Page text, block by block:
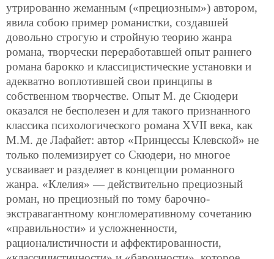
утрированно жеманным («прециозным») автором,
явила собою пример романистки, создавшей
довольно строгую и стройную теорию жанра
романа, творчески переработавшей опыт раннего
романа барокко и классицистические установки и
адекватно воплотившей свои принципы в
собственном творчестве. Опыт М. де Скюдери
оказался не бесполезен и для такого признанного
классика психологического романа XVII века, как
М.М. де Лафайет: автор «Принцессы Клевской» не
только полемизирует со Скюдери, но многое
усваивает и разделяет в концепции романного
жанра. «Клелия» — действительно прециозный
роман, но прециозный по тому барочно-
экстравагантному конгломеративному сочетанию
«правильности» и усложненности,
рационалистичности и аффектированности,